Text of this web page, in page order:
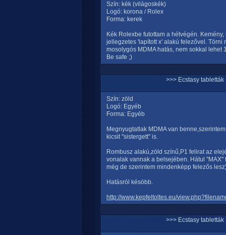
Szín: kék (világoskék)
Logó: korona / Rolex
Forma: kerek
Kék Rolexbe futottam a hétvégén.
jellegzetes 'lapított x' alakú felezővel.
mosolygós MDMA hatás, nem sokkal lehet
Be safe ;)
>>> Ecstasy tabletták
Szín: zöld
Logó: Egyéb
Forma: Egyéb
Megnyugtatlak MDMA van
kicsit "sistergett" is.
Rombusz alakú,zöld színű,P1 felirat az
vonalak vannak a belsejében. Hátul
még de szerintem mindenképp felezős
Hatásról késöbb.
http://www.kepfeltoltes.eu/
>>> Ecstasy tabletták